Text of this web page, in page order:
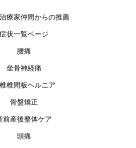
療家仲間からの推薦
症状一覧ページ
腰痛
坐骨神経痛
椎間板ヘルニア
骨盤矯正
前産後整体ケア
頭痛